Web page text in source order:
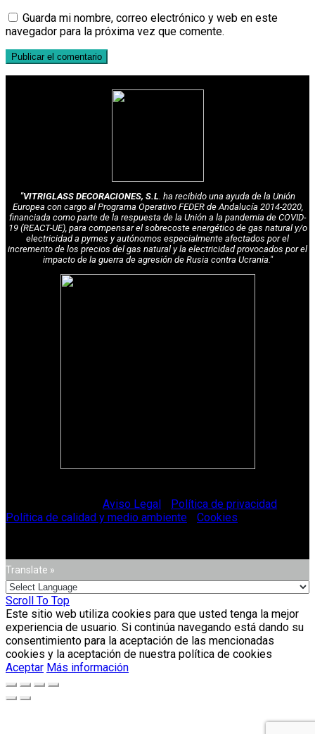
Guarda mi nombre, correo electrónico y web en este
navegador para la próxima vez que comente.
"VITRIGLASS DECORACIONES, S.L. ha recibido una ayuda de la Unión
Europea con cargo al Programa Operativo FEDER de Andalucía 2014-2020,
financiada como parte de la respuesta de la Unión a la pandemia de COVID-
19 (REACT-UE), para compensar el sobrecoste energético de gas natural y/o
electricidad a pymes y autónomos especialmente afectados por el
incremento de los precios del gas natural y la electricidad provocados por el
impacto de la guerra de agresión de Rusia contra Ucrania."
Aviso Legal Política de privacidad
Política de calidad y medio ambiente
Cookies
Translate »
Scroll To Top
Este sitio web utiliza cookies para que usted tenga la mejor
experiencia de usuario. Si continúa navegando está dando su
consentimiento para la aceptación de las mencionadas
cookies y la aceptación de nuestra política de cookies
Aceptar Más información